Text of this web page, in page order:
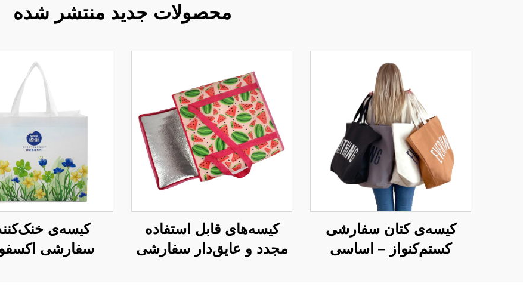
محصولات جدید منتشر شده
کیسه‌ی کتان سفارشی
کستم‌کنواز – اساسی
کیسه‌های قابل استفاده
مجدد و عایق‌دار سفارشی
کیسه‌ی
سفارشی